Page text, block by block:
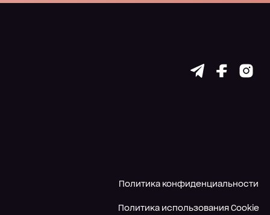
Политика конфиденциальности
Политика использования Cookie